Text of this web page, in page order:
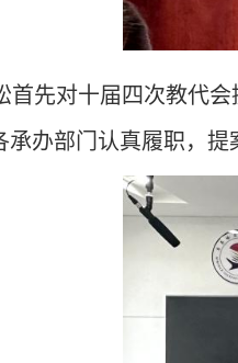
首先对十届四次教代
承办部门认真履职，提